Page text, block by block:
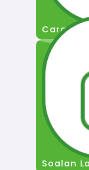
Cara
Soalan